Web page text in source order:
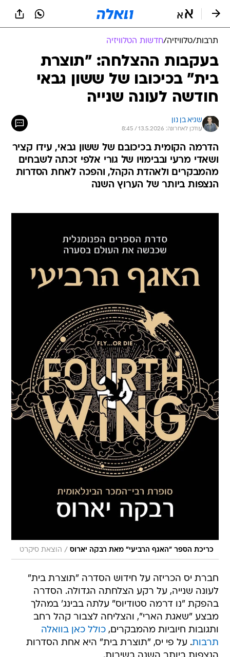
תרבות/טלוויזיה/חדשות הטלוויזיה
בעקבות ההצלחה: "תוצרת
בית" בכיכובו של ששון גבאי
חודשה לעונה שנייה
שגיא בן נון
עודכן לאחרונה: 13.5.2026 / 8:45
הדרמה הקומית בכיכובם של ששון גבאי, עידו קציר
ושאדי מרעי ובבימויו של גורי אלפי זכתה לשבחים
מהמבקרים ולאהדת הקהל, והפכה לאחת הסדרות
הנצפות ביותר של הערוץ השנה
כריכת הספר "האגף הרביעי" מאת רבקה יארוס / הוצאת סיקרט
חברת יס הכריזה על חידוש הסדרה "תוצרת בית"
לעונה שנייה, על רקע הצלחתה הגדולה. הסדרה
בהפקת "נו דרמה סטודיוס" עלתה בבינג' במהלך
מבצע "שאגת הארי", והצליחה לצבור קהל רחב
ותגובות חיוביות מהמבקרים,כולל כאן בוואלה
תרבות. על פי יס, "תוצרת בית" היא אחת הסדרות